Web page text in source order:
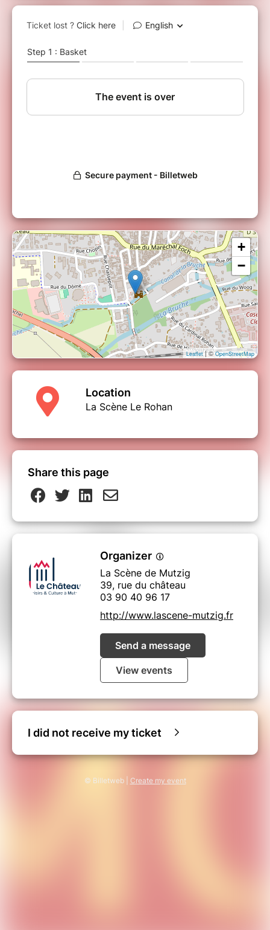
+
−
Leaflet| ©OpenStreetMap
Location
La Scène Le Rohan
Share this page
Organizer
La Scène de Mutzig
39, rue du château
03 90 40 96 17
http://www.lascene-mutzig.fr
Send a message
View events
I did not receive my ticket
© Billetweb | Create my event